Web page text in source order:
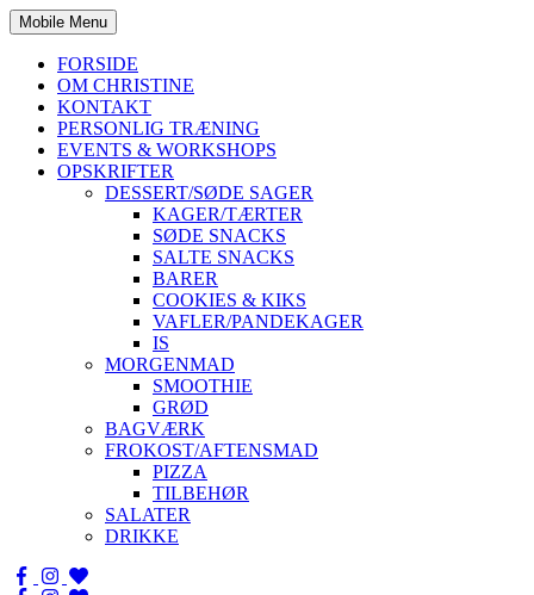
Mobile Menu
FORSIDE
OM CHRISTINE
KONTAKT
PERSONLIG TRÆNING
EVENTS & WORKSHOPS
OPSKRIFTER
DESSERT/SØDE SAGER
KAGER/TÆRTER
SØDE SNACKS
SALTE SNACKS
BARER
COOKIES & KIKS
VAFLER/PANDEKAGER
IS
MORGENMAD
SMOOTHIE
GRØD
BAGVÆRK
FROKOST/AFTENSMAD
PIZZA
TILBEHØR
SALATER
DRIKKE